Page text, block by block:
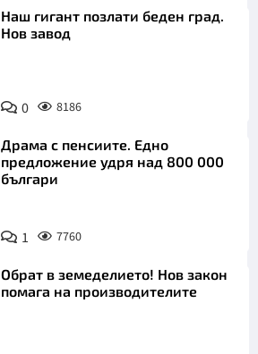
Наш гигант позлати беден град.
Нов завод
0 8186
Драма с пенсиите. Едно
предложение удря над 800 000
българи
1 7760
Обрат в земеделието! Нов закон
помага на производителите